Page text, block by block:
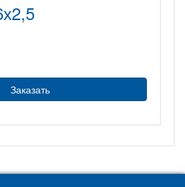
Заказать